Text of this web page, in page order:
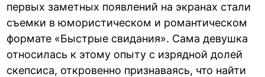
первых заметных появлений на экранах стали
съемки в юмористическом и романтическом
формате «Быстрые свидания». Сама девушка
относилась к этому опыту с изрядной долей
скепсиса, откровенно признаваясь, что найти